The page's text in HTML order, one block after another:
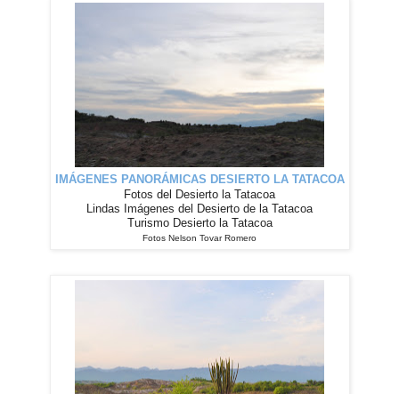
IMÁGENES PANORÁMICAS DESIERTO LA TATACOA
Fotos del Desierto la Tatacoa
Lindas Imágenes del Desierto de la Tatacoa
Turismo Desierto la Tatacoa
Fotos Nelson Tovar Romero